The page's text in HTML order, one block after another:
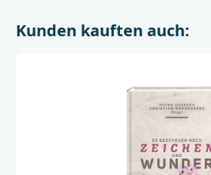
Kunden kauften auch: